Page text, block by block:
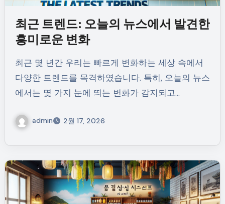
최근 트렌드: 오늘의 뉴스에서 발견한
흥미로운 변화
최근 몇 년간 우리는 빠르게 변화하는 세상 속에서
다양한 트렌드를 목격하였습니다. 특히, 오늘의 뉴스
에서는 몇 가지 눈에 띄는 변화가 감지되고…
admin 2월 17, 2026